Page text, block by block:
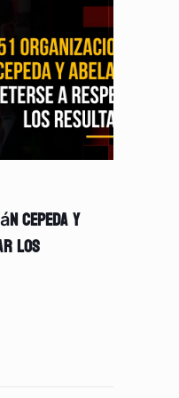
Cepeda y
los